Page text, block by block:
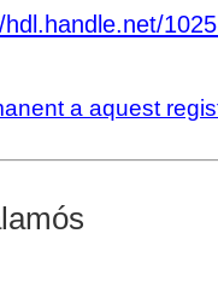
hdl.handle.net/
a aquest